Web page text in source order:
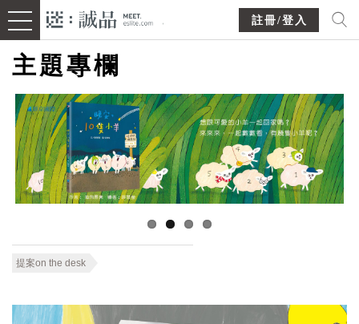
註冊/登入
主題專欄
提案on the desk